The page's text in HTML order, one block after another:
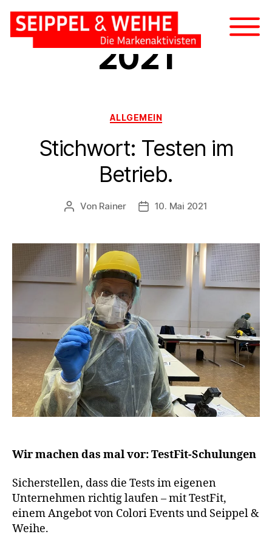
Monat:Mai
2021
ALLGEMEIN
Stichwort: Testen im
Betrieb.
Von Rainer 10. Mai 2021
Wir machen das mal vor: TestFit-Schulungen
Sicherstellen, dass die Tests im eigenen
Unternehmen richtig laufen – mit TestFit,
einem Angebot von Colori Events und Seippel &
Weihe.